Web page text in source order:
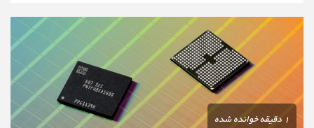
1 دقیقه خوانده شده